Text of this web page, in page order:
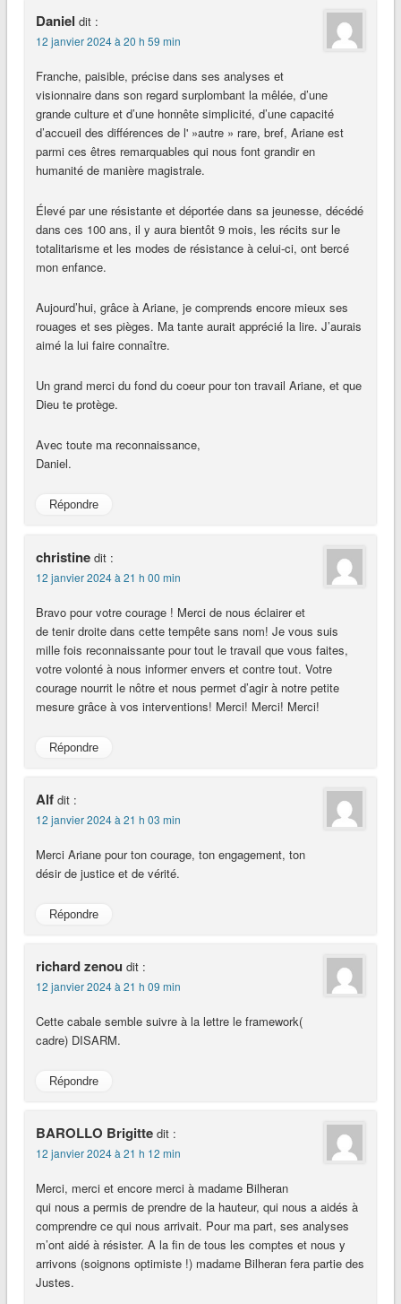
Daniel dit :
12 janvier 2024 à 20 h 59 min
Franche, paisible, précise dans ses analyses et
visionnaire dans son regard surplombant la mêlée, d’une
grande culture et d’une honnête simplicité, d’une capacité
d’accueil des différences de l' »autre » rare, bref, Ariane est
parmi ces êtres remarquables qui nous font grandir en
humanité de manière magistrale.
Élevé par une résistante et déportée dans sa jeunesse, décédé
dans ces 100 ans, il y aura bientôt 9 mois, les récits sur le
totalitarisme et les modes de résistance à celui-ci, ont bercé
mon enfance.
Aujourd’hui, grâce à Ariane, je comprends encore mieux ses
rouages et ses pièges. Ma tante aurait apprécié la lire. J’aurais
aimé la lui faire connaître.
Un grand merci du fond du coeur pour ton travail Ariane, et que
Dieu te protège.
Avec toute ma reconnaissance,
Daniel.
Répondre
christine dit :
12 janvier 2024 à 21 h 00 min
Bravo pour votre courage ! Merci de nous éclairer et
de tenir droite dans cette tempête sans nom! Je vous suis
mille fois reconnaissante pour tout le travail que vous faites,
votre volonté à nous informer envers et contre tout. Votre
courage nourrit le nôtre et nous permet d’agir à notre petite
mesure grâce à vos interventions! Merci! Merci! Merci!
Répondre
Alf dit :
12 janvier 2024 à 21 h 03 min
Merci Ariane pour ton courage, ton engagement, ton
désir de justice et de vérité.
Répondre
richard zenou dit :
12 janvier 2024 à 21 h 09 min
Cette cabale semble suivre à la lettre le framework(
cadre) DISARM.
Répondre
BAROLLO Brigitte dit :
12 janvier 2024 à 21 h 12 min
Merci, merci et encore merci à madame Bilheran
qui nous a permis de prendre de la hauteur, qui nous a aidés à
comprendre ce qui nous arrivait. Pour ma part, ses analyses
m’ont aidé à résister. A la fin de tous les comptes et nous y
arrivons (soignons optimiste !) madame Bilheran fera partie des
Justes.